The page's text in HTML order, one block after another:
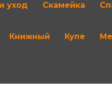
уход Скамейка
Книжный Купе